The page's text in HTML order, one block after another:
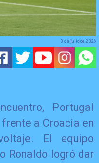
3 de julio de 2026
Portugal
a Croacia en
El equipo
Ronaldo logró dar